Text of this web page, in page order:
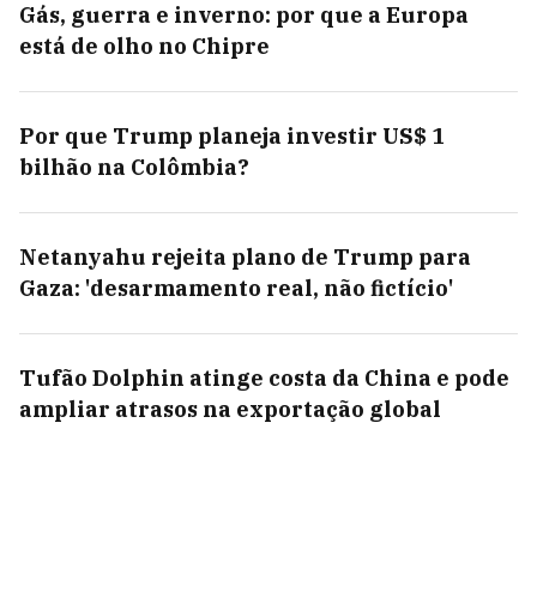
Gás, guerra e inverno: por que a Europa
está de olho no Chipre
Por que Trump planeja investir US$ 1
bilhão na Colômbia?
Netanyahu rejeita plano de Trump para
Gaza: 'desarmamento real, não fictício'
Tufão Dolphin atinge costa da China e pode
ampliar atrasos na exportação global